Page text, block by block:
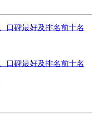
口碑最好及排名前十名
口碑最好及排名前十名